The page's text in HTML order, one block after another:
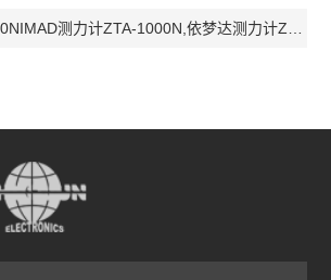
测力计ZTA-1000N,依梦达测力计ZTA-1000N，ZTA-1000N